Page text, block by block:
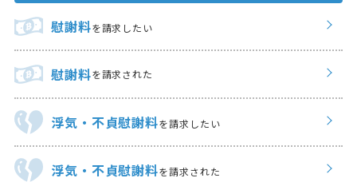
慰謝料を請求したい
慰謝料を請求された
浮気・不貞慰謝料を請求したい
浮気・不貞慰謝料を請求された